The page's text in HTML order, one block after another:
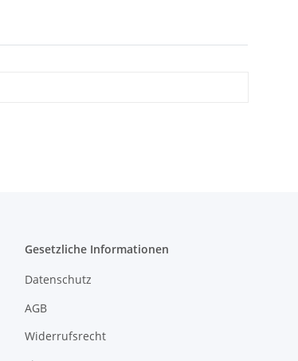
Gesetzliche Informationen
Datenschutz
AGB
Widerrufsrecht